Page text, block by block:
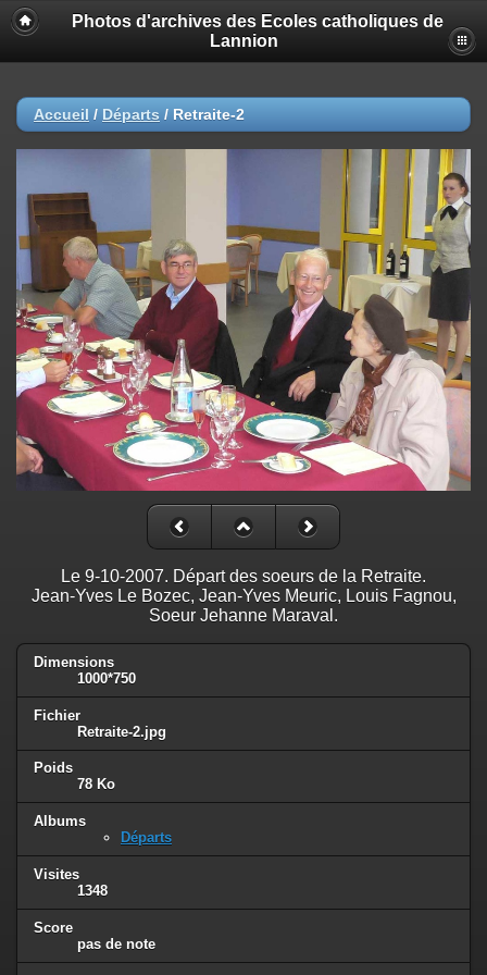
Photos d'archives des Ecoles catholiques de
Lannion
Accueil / Départs / Retraite-2
Le 9-10-2007. Départ des soeurs de la Retraite.
Jean-Yves Le Bozec, Jean-Yves Meuric, Louis Fagnou,
Soeur Jehanne Maraval.
Dimensions
1000*750
Fichier
Retraite-2.jpg
Poids
78 Ko
Albums
Départs
Visites
1348
Score
pas de note